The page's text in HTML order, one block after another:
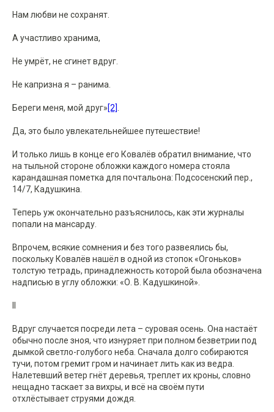
Нам любви не сохранят.
А участливо хранима,
Не умрёт, не сгинет вдруг.
Не капризна я – ранима.
Береги меня, мой друг»[2].
Да, это было увлекательнейшее путешествие!
И только лишь в конце его Ковалёв обратил внимание, что
на тыльной стороне обложки каждого номера стояла
карандашная пометка для почтальона: Подсосенский пер.,
14/7, Кадушкина.
Теперь уж окончательно разъяснилось, как эти журналы
попали на мансарду.
Впрочем, всякие сомнения и без того развеялись бы,
поскольку Ковалёв нашёл в одной из стопок «Огоньков»
толстую тетрадь, принадлежность которой была обозначена
надписью в углу обложки: «О. В. Кадушкиной».
Вдруг случается посреди лета – суровая осень. Она настаёт
обычно после зноя, что изнуряет при полном безветрии под
дымкой светло-голубого неба. Сначала долго собираются
тучи, потом гремит гром и начинает лить как из ведра.
Налетевший ветер гнёт деревья, треплет их кроны, словно
нещадно таскает за вихры, и всё на своём пути
отхлёстывает струями дождя.